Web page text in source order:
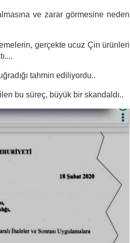
ve zarar görmesine neden
gerçekte ucuz Çin ürünleri
tahmin ediliyordu..
bu süreç, büyük bir skandaldı..